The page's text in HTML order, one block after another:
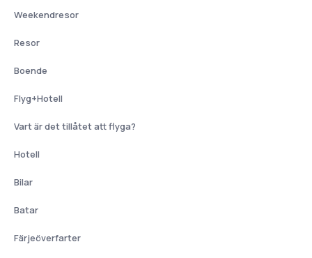
Weekendresor
Resor
Boende
Flyg+Hotell
Vart är det tillåtet att flyga?
Hotell
Bilar
Batar
Färjeöverfarter